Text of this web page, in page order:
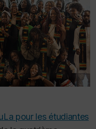
pour les étudiantes